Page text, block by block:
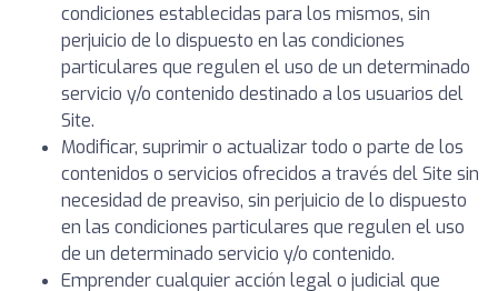
condiciones establecidas para los mismos, sin
perjuicio de lo dispuesto en las condiciones
particulares que regulen el uso de un determinado
servicio y/o contenido destinado a los usuarios del
Site.
Modificar, suprimir o actualizar todo o parte de los
contenidos o servicios ofrecidos a través del Site sin
necesidad de preaviso, sin perjuicio de lo dispuesto
en las condiciones particulares que regulen el uso
de un determinado servicio y/o contenido.
Emprender cualquier acción legal o judicial que